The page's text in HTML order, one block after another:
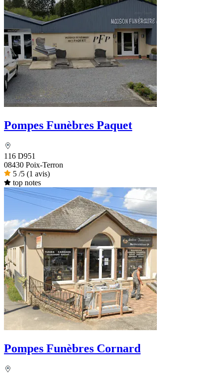
Pompes Funèbres Paquet
116 D951
08430 Poix-Terron
5 /5 (1 avis)
top notes
Pompes Funèbres Cornard